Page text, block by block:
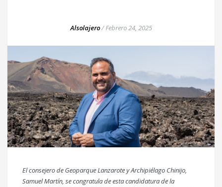
Alsolajero/Febrero 24, 2025
El consejero de Geoparque Lanzarote y Archipiélago Chinijo,
Samuel Martín, se congratula de esta candidatura de la